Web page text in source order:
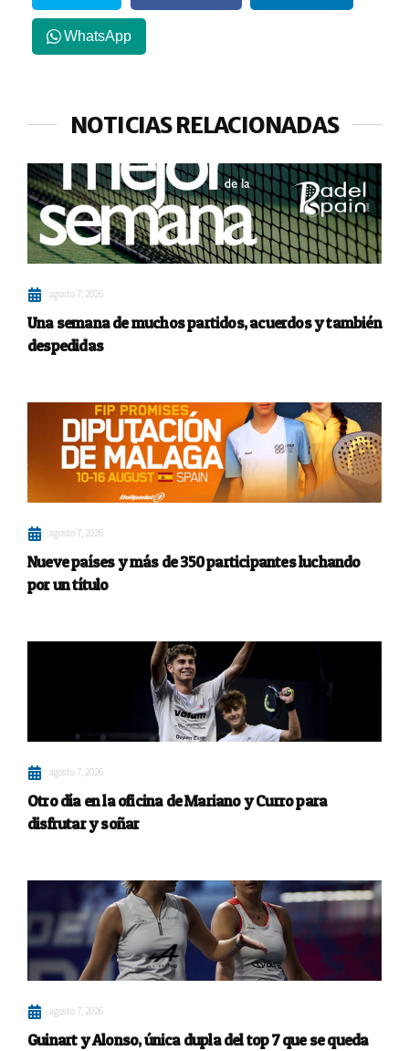
WhatsApp
NOTICIAS RELACIONADAS
agosto 7, 2026
Una semana de muchos partidos, acuerdos y también
despedidas
agosto 7, 2026
Nueve países y más de 350 participantes luchando
por un título
agosto 7, 2026
Otro día en la oficina de Mariano y Curro para
disfrutar y soñar
agosto 7, 2026
Guinart y Alonso, única dupla del top 7 que se queda